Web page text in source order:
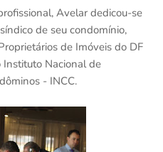
Avelar dedicou-se
de seu condomínio,
de Imóveis do DF
Nacional de
- INCC.